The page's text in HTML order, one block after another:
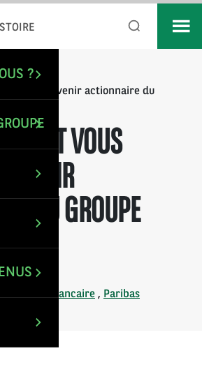
?
pourrez devenir actionnaire du
VOUS
DU GROUPE
Histoire bancaire , Paribas